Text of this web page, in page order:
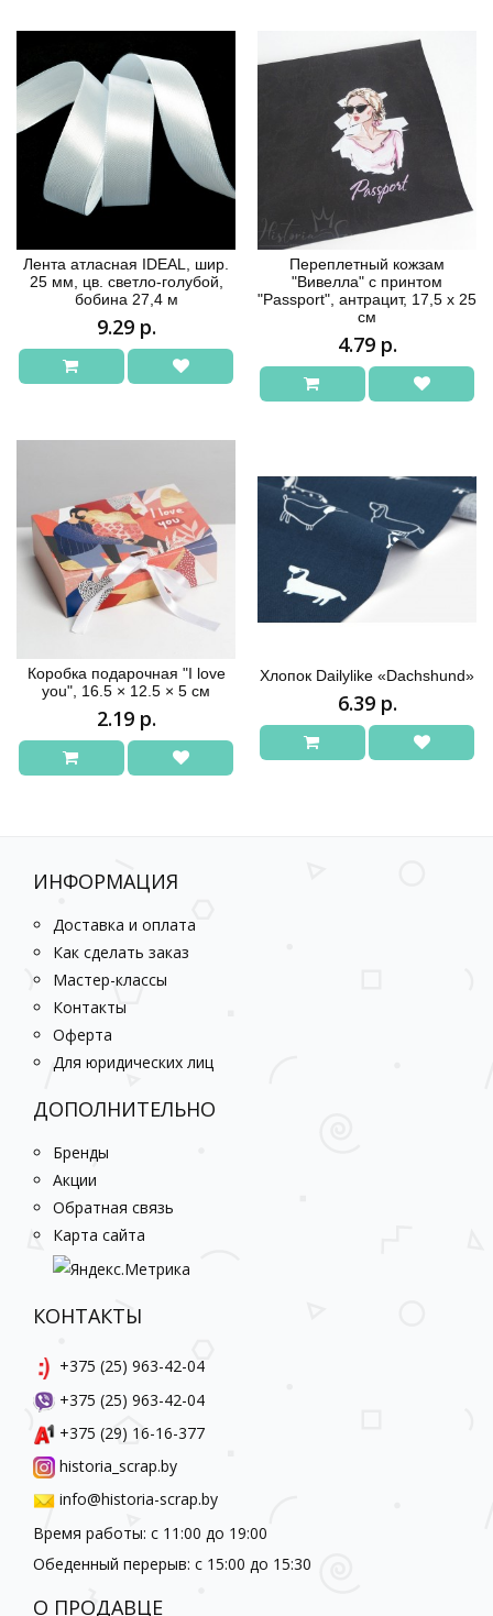
Лента атласная IDEAL, шир.
25 мм, цв. светло-голубой,
бобина 27,4 м
9.29 р.
Переплетный кожзам
"Вивелла" с принтом
"Passport", антрацит, 17,5 х 25
см
4.79 р.
Коробка подарочная "I love
you", 16.5 × 12.5 × 5 см
2.19 р.
Хлопок Dailylike «Dachshund»
6.39 р.
ИНФОРМАЦИЯ
Доставка и оплата
Как сделать заказ
Мастер-классы
Контакты
Оферта
Для юридических лиц
ДОПОЛНИТЕЛЬНО
Бренды
Акции
Обратная связь
Карта сайта
КОНТАКТЫ
+375 (25) 963-42-04
+375 (25) 963-42-04
+375 (29) 16-16-377
historia_scrap.by
info@historia-scrap.by
Время работы: с 11:00 до 19:00
Обеденный перерыв: с 15:00 до 15:30
О ПРОДАВЦЕ